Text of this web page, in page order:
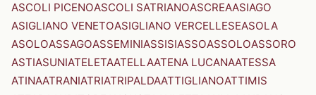
ASCOLI PICENOASCOLI SATRIANOASCREAASIAGO
ASIGLIANO VENETOASIGLIANO VERCELLESEASOLA
ASOLOASSAGOASSEMINIASSISIASSOASSOLOASSORO
ASTIASUNIATELETAATELLAATENA LUCANAATESSA
ATINAATRANIATRIATRIPALDAATTIGLIANOATTIMIS